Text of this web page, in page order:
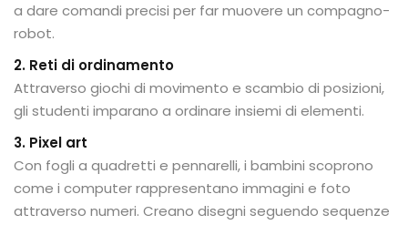
a dare comandi precisi per far muovere un compagno-
robot.
2. Reti di ordinamento
Attraverso giochi di movimento e scambio di posizioni,
gli studenti imparano a ordinare insiemi di elementi.
3. Pixel art
Con fogli a quadretti e pennarelli, i bambini scoprono
come i computer rappresentano immagini e foto
attraverso numeri. Creano disegni seguendo sequenze